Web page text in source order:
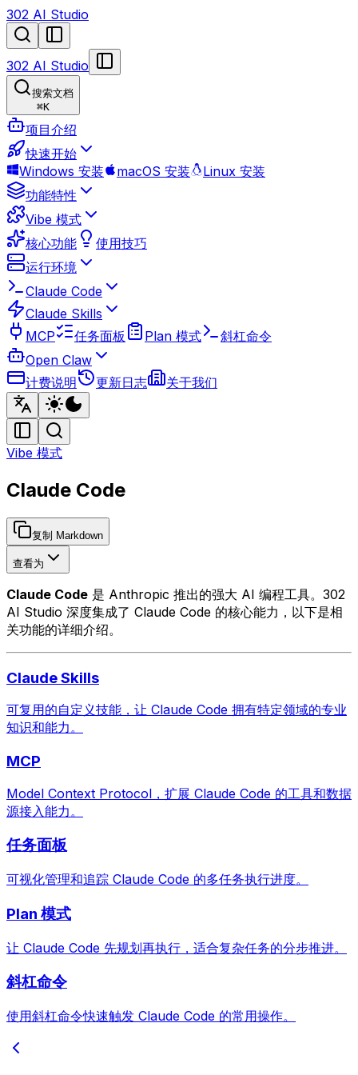
302 AI Studio
302 AI Studio
搜索文档
⌘K
项目介绍
快速开始
Windows 安装
macOS 安装
Linux 安装
功能特性
Vibe 模式
核心功能
使用技巧
运行环境
Claude Code
Claude Skills
MCP
任务面板 Plan 模式
斜杠命令
Open Claw
计费说明
更新日志 关于我们
Vibe 模式
Claude Code
复制 Markdown
查看为
Claude Code 是 Anthropic 推出的强大 AI 编程工具。302
AI Studio 深度集成了 Claude Code 的核心能力，以下是相
关功能的详细介绍。
Claude Skills
可复用的自定义技能，让 Claude Code 拥有特定领域的专业
知识和能力。
MCP
Model Context Protocol，扩展 Claude Code 的工具和数据
源接入能力。
任务面板
可视化管理和追踪 Claude Code 的多任务执行进度。
Plan 模式
让 Claude Code 先规划再执行，适合复杂任务的分步推进。
斜杠命令
使用斜杠命令快速触发 Claude Code 的常用操作。